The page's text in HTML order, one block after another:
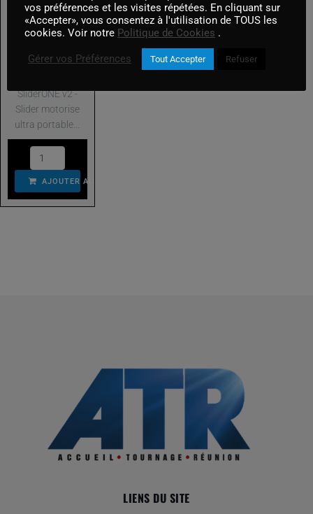
Accessoires & Timecode
Bonnettes et Perches
Enregistreur et Mixettes
Micros
Moniteurs / Viseurs
Steadicam / Stabilisateurs
Vidéo HF
motorisé
edelkrone
En Stock
SliderONE v2 -
Slider motorise
ultra portable...
AJOUTER AU PANIER
LIENS DU SITE
vos préférences et les visites répétées. En cliquant sur
«Accepter», vous consentez à l'utilisation de TOUS les
cookies. Voir notre Politique de Cookies .
Gérer vos Préférences Tout Accepter Refuser